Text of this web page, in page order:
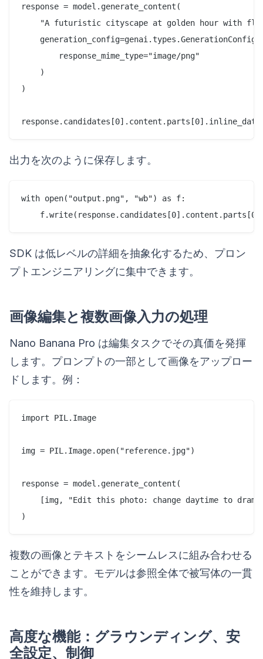
response = model.generate_content(
"A futuristic cityscape at golden hour with
    generation_config=genai.types.GenerationConfig(
        response_mime_type="image/png"
    )
)
出力を次のように保存します。
with open("output.png", "wb") as f:
SDK は低レベルの詳細を抽象化するため、プロン
プトエンジニアリングに集中できます。
画像編集と複数画像入力の処理
Nano Banana Pro は編集タスクでその真価を発揮
します。プロンプトの一部として画像をアップロー
ドします。例：
import PIL.Image
img = PIL.Image.open("reference.jpg")
response = model.generate_content(
[img, "Edit this photo: change daytime to
複数の画像とテキストをシームレスに組み合わせる
ことができます。モデルは参照全体で被写体の一貫
性を維持します。
高度な機能：グラウンディング、安
全設定、制御